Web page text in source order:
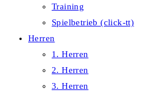
Training
Spielbetrieb (click-tt)
Herren
1. Herren
2. Herren
3. Herren